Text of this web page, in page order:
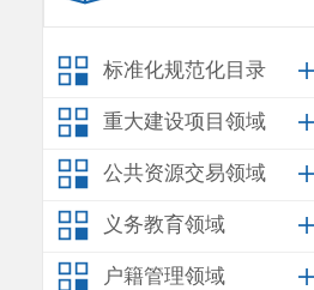
标准化规范化目录
重大建设项目领域
公共资源交易领域
义务教育领域
户籍管理领域